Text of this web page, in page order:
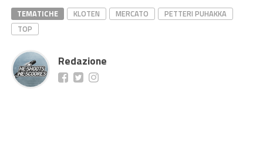
TEMATICHE KLOTEN MERCATO
PETTERI PUHAKKA
TOP
Redazione